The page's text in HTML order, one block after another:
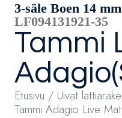
3-säle Boen 14 mm
LF094131921-35
Tammi
Etusivu / Uivat
Tammi Adagio Live